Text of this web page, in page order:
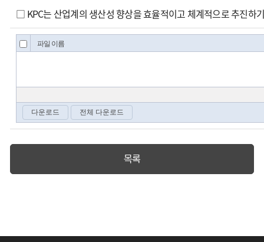
□ KPC는 산업계의 생산성 향상을 효율적이고 체계적으로 추진하
목록